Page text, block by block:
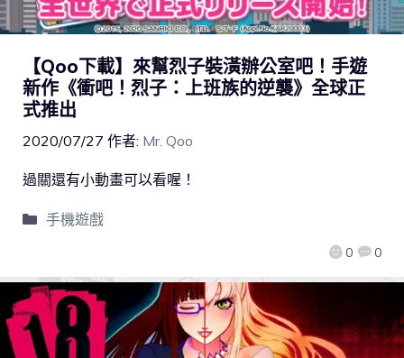
【Qoo下載】來幫烈子裝潢辦公室吧！手遊
新作《衝吧！烈子：上班族的逆襲》全球正
式推出
2020/07/27 作者: Mr. Qoo
0 0
過關還有小動畫可以看喔！
手機遊戲